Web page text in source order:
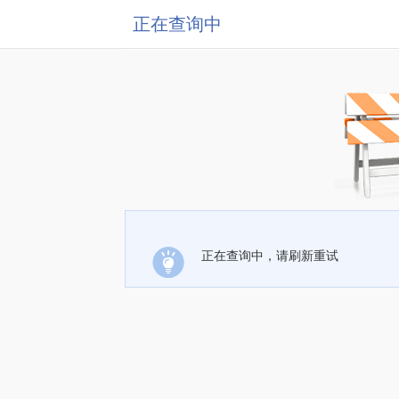
正在查询中
正在查询中，请刷新重试